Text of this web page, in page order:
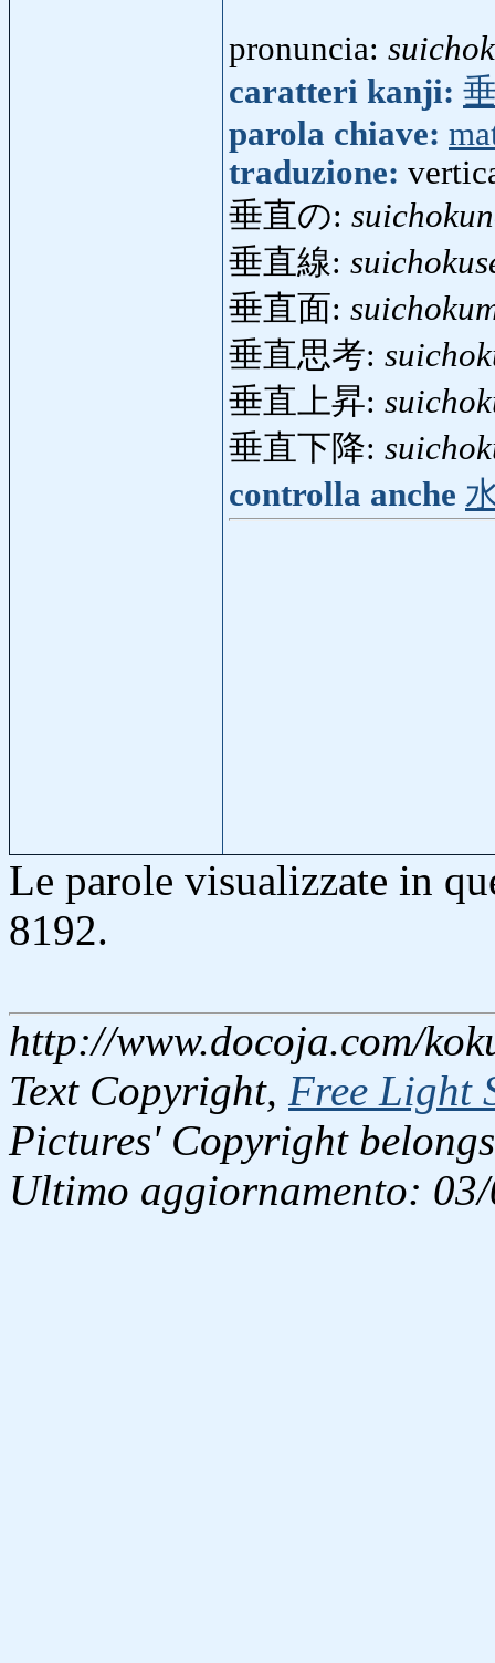
pronuncia:
caratteri kanji:
parola chiave:
traduzione:
垂直の:
垂直線:
垂直面:
垂直思考:
垂直上昇:
垂直下降:
controlla anche
Le parole visualizzate in
8192.
http://www.docoja.com/
Text Copyright, Free Light
Pictures' Copyright
Ultimo aggiornamento: